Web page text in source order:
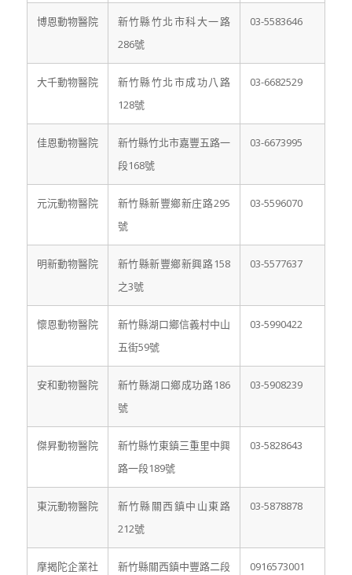
博恩動物醫院
新竹縣竹北市科大一路
286號
03-5583646
大千動物醫院
新竹縣竹北市成功八路
128號
03-6682529
佳恩動物醫院
新竹縣竹北市嘉豐五路一
段168號
03-6673995
元沅動物醫院
新竹縣新豐鄉新庄路295
號
03-5596070
明新動物醫院
新竹縣新豐鄉新興路158
之3號
03-5577637
懷恩動物醫院
新竹縣湖口鄉信義村中山
五街59號
03-5990422
安和動物醫院
新竹縣湖口鄉成功路186
號
03-5908239
傑昇動物醫院
新竹縣竹東鎮三重里中興
路一段189號
03-5828643
東沅動物醫院
新竹縣關西鎮中山東路
212號
03-5878878
摩揭陀企業社
新竹縣關西鎮中豐路二段
0916573001